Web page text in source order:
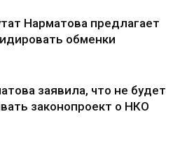
Нарматова предлагает
обменки
заявила, что не будет
законопроект о НКО